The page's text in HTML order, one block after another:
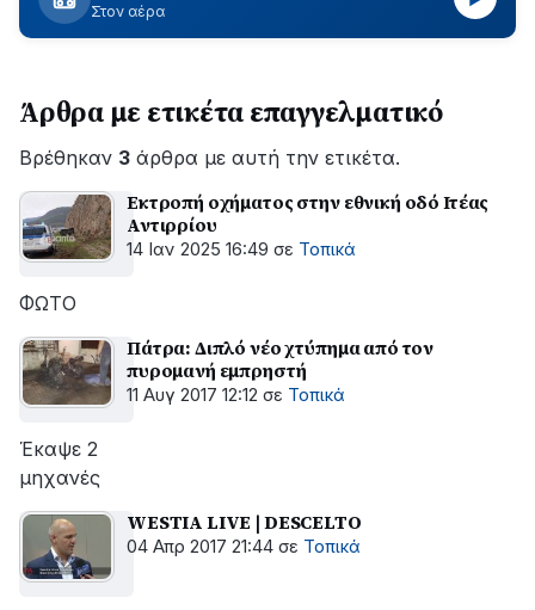
έργα
Στον αέρα
Άρθρα με ετικέτα επαγγελματικό
Βρέθηκαν 3 άρθρα με αυτή την ετικέτα.
Εκτροπή οχήματος στην εθνική οδό Ιτέας
Αντιρρίου
14 Ιαν 2025 16:49 σε Τοπικά
ΦΩΤΟ
Πάτρα: Διπλό νέο χτύπημα από τον
πυρομανή εμπρηστή
11 Αυγ 2017 12:12 σε Τοπικά
Έκαψε 2
μηχανές
WESTIA LIVE | DESCELTO
04 Απρ 2017 21:44 σε Τοπικά